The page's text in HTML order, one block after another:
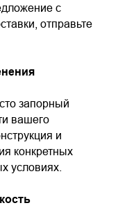
с
отправьте
запорный
вашего
и
конкретных
условиях.